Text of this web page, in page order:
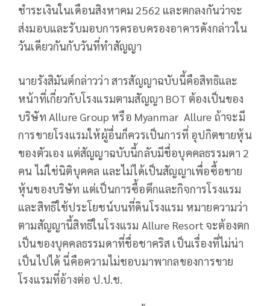
ชำระเงินในเดือนสิงหาคม 2562 และตกลงกันว่าจะ
ส่งมอบและรับมอบการครอบครองอาคารดังกล่าวใน
วันเดียวกันกับวันที่ทำสัญญา
นายรังสิมันต์กล่าวว่า สารสัญญาฉบับนี้คือสิทธิและ
หน้าที่เกี่ยวกับโรงแรมตามสัญญา BOT ต้องเป็นของ
บริษัท Allure Group หรือ Myanmar Allure ถ้าจะมี
การขายโรงแรมให้ผู้อื่นก็ควรเป็นการที่ อุปกิตขายหุ้น
ของตัวเอง แต่สัญญาฉบับนี้กลับมีชื่อบุคคลธรรมดา 2
คน ไม่ใช่นิติบุคคล และไม่ได้เป็นสัญญาเพื่อซื้อขาย
หุ้นของบริษัท แต่เป็นการซื้อตึกและกิจการโรงแรม
และสิทธิใช้ประโยชน์บนที่ดินโรงแรม หมายความว่า
ตามสัญญานี้สิทธิในโรงแรม Allure Resort จะต้องตก
เป็นของบุคคลธรรมดาที่ชื่อชาคริส เป็นเรื่องที่ไม่น่า
เป็นไปได้ นี่คือความไม่ชอบมาพากลของการขาย
โรงแรมที่อ้างต่อ ป.ป.ช.